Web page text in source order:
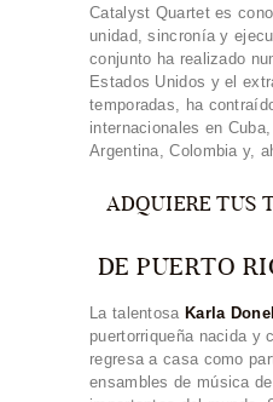
Catalyst Quartet es
unidad, sincronía y
conjunto ha realizado
Estados Unidos y el
temporadas, ha
internacionales en
Argentina, Colombia y,
ADQUIERE TUS
DE PUERTO
La talentosa Karla
puertorriqueña nacida y
regresa a casa como
ensambles de música